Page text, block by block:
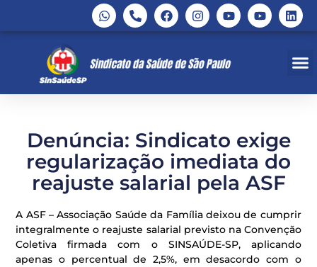
Denúncia: Sindicato exige
regularização imediata do
reajuste salarial pela ASF
A ASF – Associação Saúde da Família deixou de cumprir
integralmente o reajuste salarial previsto na Convenção
Coletiva firmada com o SINSAÚDE-SP, aplicando
apenas o percentual de 2,5%, em desacordo com o